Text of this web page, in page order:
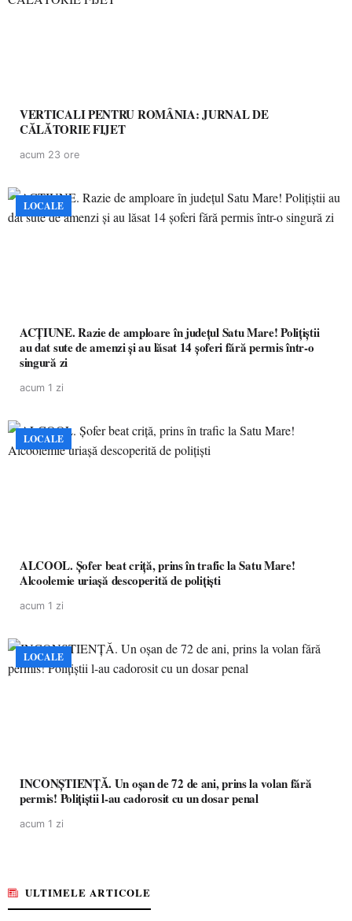
VERTICALI PENTRU ROMÂNIA: JURNAL DE
CĂLĂTORIE FIJET
acum 23 ore
LOCALE
ACȚIUNE. Razie de amploare în județul Satu Mare! Polițiștii
au dat sute de amenzi și au lăsat 14 șoferi fără permis într-o
singură zi
acum 1 zi
LOCALE
ALCOOL. Șofer beat criță, prins în trafic la Satu Mare!
Alcoolemie uriașă descoperită de polițiști
acum 1 zi
LOCALE
INCONȘTIENȚĂ. Un oșan de 72 de ani, prins la volan fără
permis! Polițiștii l-au cadorosit cu un dosar penal
acum 1 zi
ULTIMELE ARTICOLE